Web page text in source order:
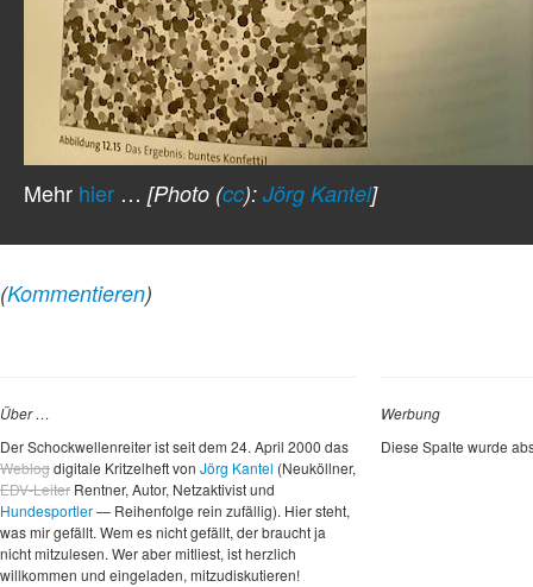
Mehr hier … [Photo (cc): Jörg Kantel]
(Kommentieren)
Über …
Der Schockwellenreiter ist seit dem 24. April 2000 das
Weblogdigitale Kritzelheft von Jörg Kantel (Neuköllner,
EDV-Leiter Rentner, Autor, Netzaktivist und
Hundesportler— Reihenfolge rein zufällig). Hier steht,
was mir gefällt. Wem es nicht gefällt, der braucht ja
nicht mitzulesen. Wer aber mitliest, ist herzlich
willkommen und eingeladen, mitzudiskutieren!
Werbung
Diese Spalte wurde